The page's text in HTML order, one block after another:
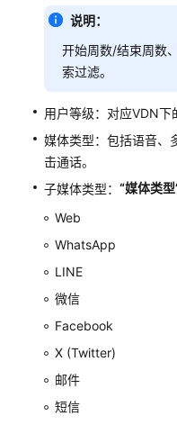
员
指
客
服
座
指
南
检
员
指
人
工
后
说明：
开始周数/结束周数
索过滤。
用户等级：对应VDN下
媒体类型：包括语音、
击通话。
子媒体类型： “媒体类型
Web
WhatsApp
LINE
微信
Facebook
X (Twitter)
邮件
短信